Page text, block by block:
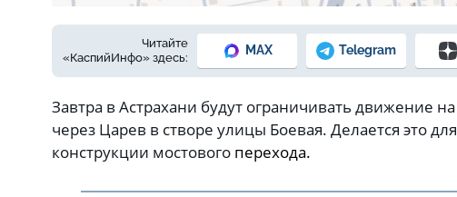
Читайте
«КаспийИнфо» здесь:
MAX Telegram
Завтра в Астрахани будут ограничивать движение
через Царев в створе улицы Боевая. Делается это
конструкции мостового перехода.